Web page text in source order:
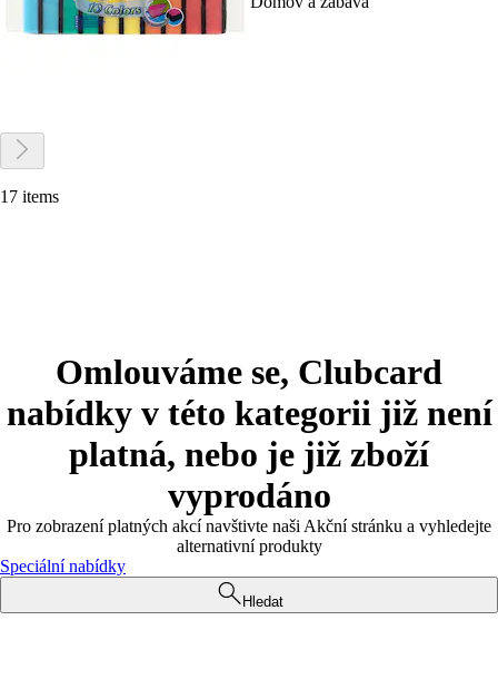
17 items
Omlouváme se, Clubcard
nabídky v této kategorii již není
platná, nebo je již zboží
vyprodáno
Pro zobrazení platných akcí navštivte naši Akční stránku a vyhledejte
alternativní produkty
Speciální nabídky
Hledat